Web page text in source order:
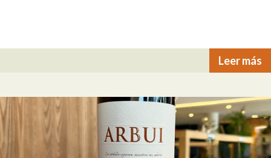
Leer más